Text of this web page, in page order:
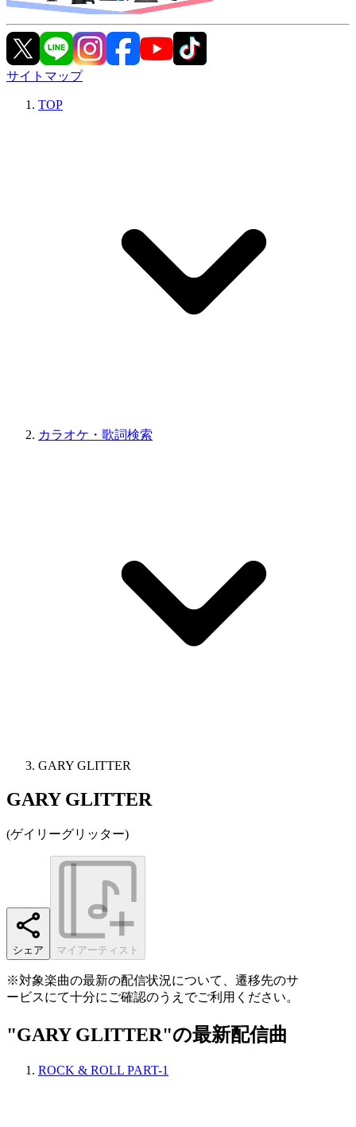
サイトマップ
TOP
カラオケ・歌詞検索
GARY GLITTER
GARY GLITTER
(ゲイリーグリッター)
シェア マイアーティスト
※対象楽曲の最新の配信状況について、遷移先のサ
ービスにて十分にご確認のうえでご利用ください。
"GARY GLITTER"の最新配信曲
ROCK & ROLL PART-1